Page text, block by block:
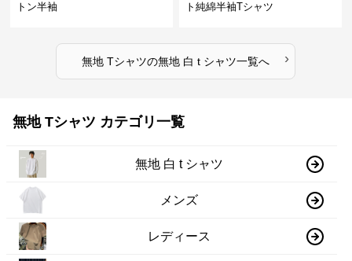
トン半袖
ト純綿半袖Tシャツ
無地 Tシャツの無地 白 t シャツ一覧へ ›
無地 Tシャツ カテゴリ一覧
無地 白 t シャツ
メンズ
レディース